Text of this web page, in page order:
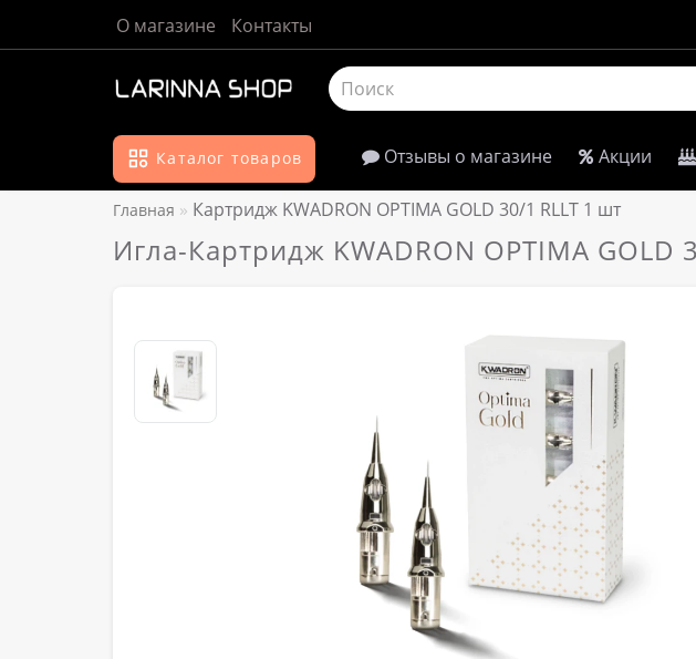
О магазине Контакты
Каталог товаров Отзывы о магазине Акции
Главная Картридж KWADRON OPTIMA GOLD 30/1 RLLT 1 шт
Игла-Картридж KWADRON OPTIMA GOLD